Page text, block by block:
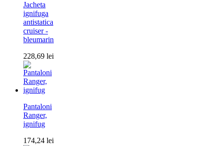
Jacheta
ignifuga
antistatica
cruiser -
bleumarin
228,69 lei
Pantaloni
Ranger,
ignifug
174,24 lei